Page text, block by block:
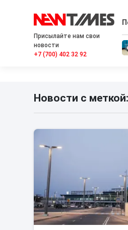
Присылайте нам свои
новости
+7 (700) 402 32 92
Новости с